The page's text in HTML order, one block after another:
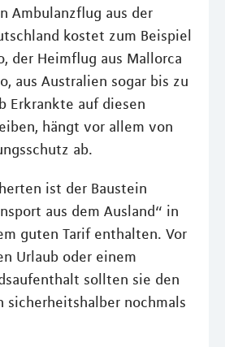
Ambulanzflug aus der
kostet zum Beispiel
der Heimflug aus Mallorca
aus Australien sogar bis zu
Erkrankte auf diesen
hängt vor allem von
ab.
ist der Baustein
aus dem Ausland“ in
guten Tarif enthalten. Vor
Urlaub oder einem
sollten sie den
sicherheitshalber nochmals